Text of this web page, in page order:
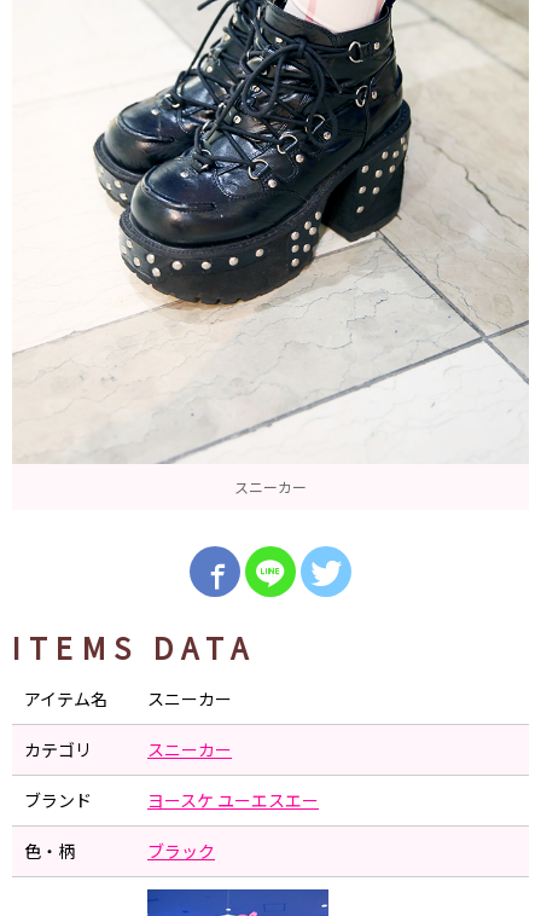
スニーカー
ITEMS DATA
アイテム名 スニーカー
カテゴリ スニーカー
ブランド ヨースケ ユーエスエー
色・柄 ブラック